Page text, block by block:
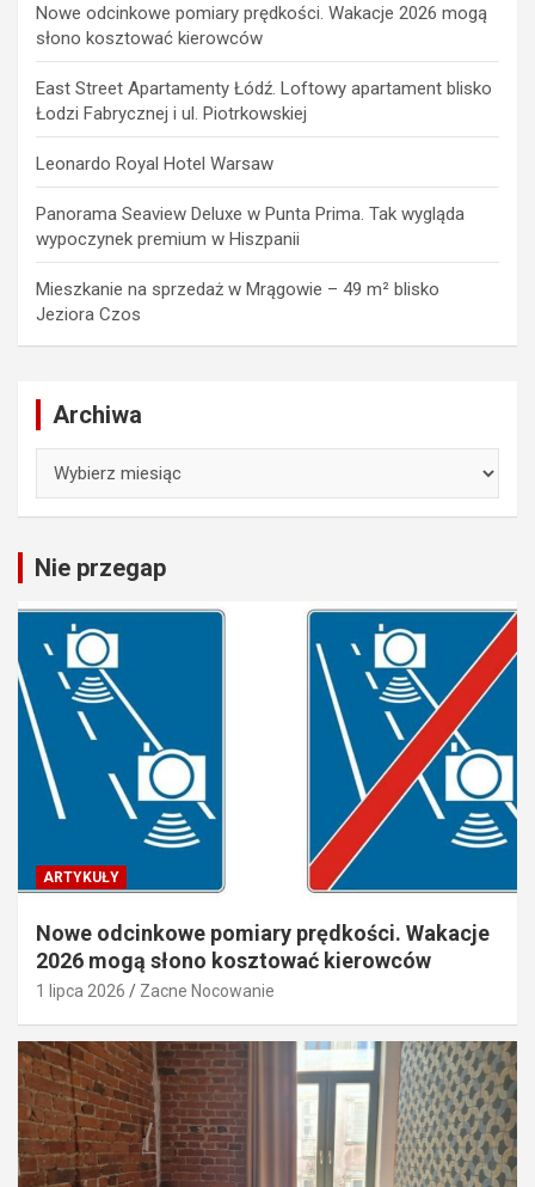
Nowe odcinkowe pomiary prędkości. Wakacje 2026 mogą
słono kosztować kierowców
East Street Apartamenty Łódź. Loftowy apartament blisko
Łodzi Fabrycznej i ul. Piotrkowskiej
Leonardo Royal Hotel Warsaw
Panorama Seaview Deluxe w Punta Prima. Tak wygląda
wypoczynek premium w Hiszpanii
Mieszkanie na sprzedaż w Mrągowie – 49 m² blisko
Jeziora Czos
Archiwa
Nie przegap
ARTYKUŁY
Nowe odcinkowe pomiary prędkości. Wakacje
2026 mogą słono kosztować kierowców
1 lipca 2026 Zacne Nocowanie